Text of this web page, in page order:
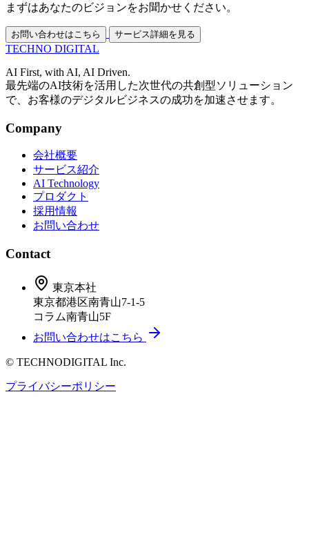
まずはあなたのビジョンをお聞かせください。
お問い合わせはこちら サービス詳細を見る
TECHNO DIGITAL
AI First, with AI, AI Driven.
最先端のAI技術を活用した次世代の共創型ソリューション
で、お客様のデジタルビジネスの成功を加速させます。
Company
会社概要
サービス紹介
AI Technology
プロダクト
採用情報
お問い合わせ
Contact
東京本社
東京都港区南青山7-1-5
コラム南青山5F
お問い合わせはこちら
© TECHNODIGITAL Inc.
プライバシーポリシー